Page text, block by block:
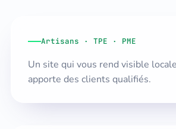
Artisans · TPE · PME
Un site qui vous rend visible
apporte des clients qualifiés.